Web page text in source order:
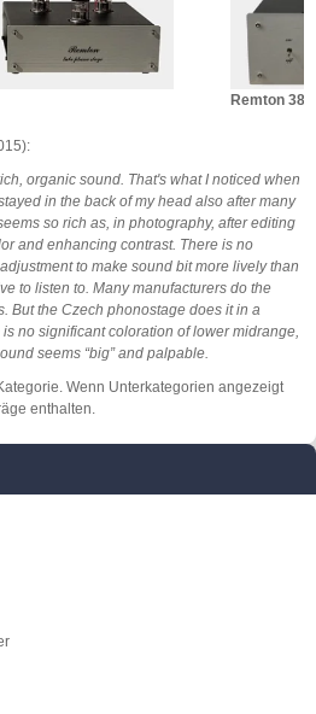
Remton
organic sound. That's what I noticed when
in the back of my head also after many
so rich as, in photography, after editing
and enhancing contrast. There is no
to make sound bit more lively than
to listen to. Many manufacturers do the
But the Czech phonostage does it in a
no significant coloration of lower midrange,
seems “big” and palpable.
Wenn Unterkategorien angezeigt
enthalten.